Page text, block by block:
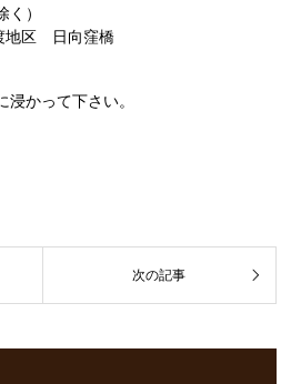
）
地区 日向窪橋
かって下さい。